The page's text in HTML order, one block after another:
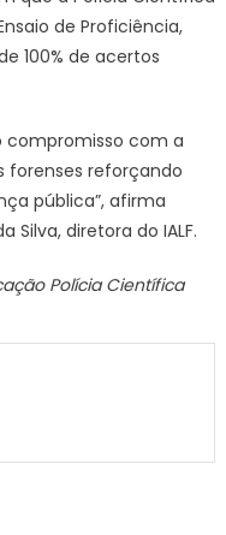
de Proficiência,
100% de acertos
compromisso com a
forenses reforçando
pública”, afirma
Silva, diretora do IALF.
Polícia Científica